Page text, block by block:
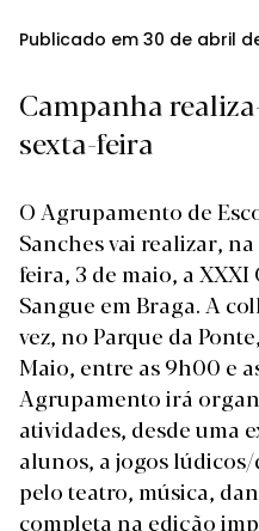
Publicado em 30 de abril
Campanha
sexta-feira
O Agrupamento de
Sanches vai realizar,
feira, 3 de maio, a
Sangue em Braga. A
vez, no Parque da
Maio, entre as 9h00 e
Agrupamento irá
atividades, desde uma
alunos, a jogos
pelo teatro, música,
completa na edição